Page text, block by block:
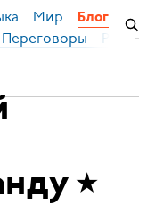
Мир Блог
Переговоры